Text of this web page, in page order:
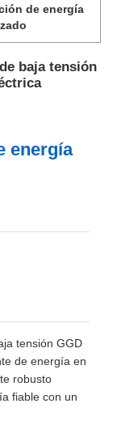
de energía
baja tensión
energía
tensión GGD
de energía en
robusto
fiable con un